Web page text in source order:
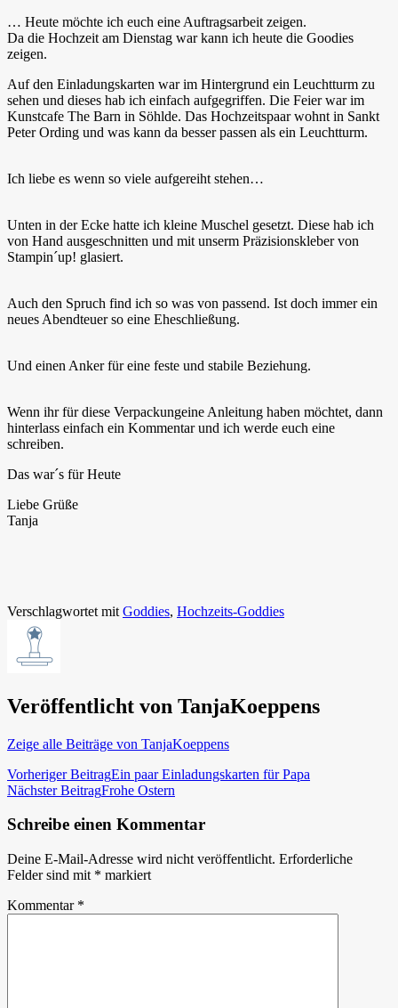
… Heute möchte ich euch eine Auftragsarbeit zeigen.
Da die Hochzeit am Dienstag war kann ich heute die Goodies
zeigen.
Auf den Einladungskarten war im Hintergrund ein Leuchtturm zu
sehen und dieses hab ich einfach aufgegriffen. Die Feier war im
Kunstcafe The Barn in Söhlde. Das Hochzeitspaar wohnt in Sankt
Peter Ording und was kann da besser passen als ein Leuchtturm.
Ich liebe es wenn so viele aufgereiht stehen…
Unten in der Ecke hatte ich kleine Muschel gesetzt. Diese hab ich
von Hand ausgeschnitten und mit unserm Präzisionskleber von
Stampin´up! glasiert.
Auch den Spruch find ich so was von passend. Ist doch immer ein
neues Abendteuer so eine Eheschließung.
Und einen Anker für eine feste und stabile Beziehung.
Wenn ihr für diese Verpackungeine Anleitung haben möchtet, dann
hinterlass einfach ein Kommentar und ich werde euch eine
schreiben.
Das war´s für Heute
Liebe Grüße
Tanja
Verschlagwortet mit Goddies, Hochzeits-Goddies
Veröffentlicht von TanjaKoeppens
Zeige alle Beiträge von TanjaKoeppens
Beitragsnavigation
Vorheriger BeitragEin paar Einladungskarten für Papa
Nächster BeitragFrohe Ostern
Schreibe einen Kommentar
Deine E-Mail-Adresse wird nicht veröffentlicht. Erforderliche
Felder sind mit * markiert
Kommentar *